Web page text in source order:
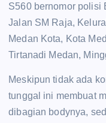
S560 bernomor polisi
Jalan SM Raja,
Medan Kota, Kota
Tirtanadi Medan,
Meskipun tidak ada
tunggal ini membuat
dibagian bodynya,